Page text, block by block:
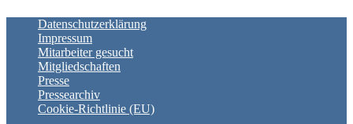
Datenschutzerklärung
Impressum
Mitarbeiter gesucht
Mitgliedschaften
Presse
Pressearchiv
Cookie-Richtlinie (EU)